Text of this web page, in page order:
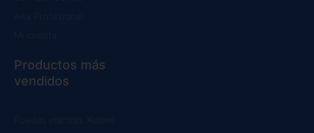
Productos más
vendidos